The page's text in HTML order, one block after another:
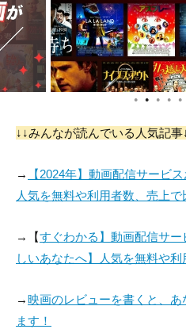
● ● ● ● ●
↓↓みんなが読んでいる人気記事
→
【2024年】動画配信サービ
人気を無料や利用者数、売上で
→【すぐわかる】動画配信サ
しいあなたへ】人気を無料や
→映画のレビューを書くと、
ます！